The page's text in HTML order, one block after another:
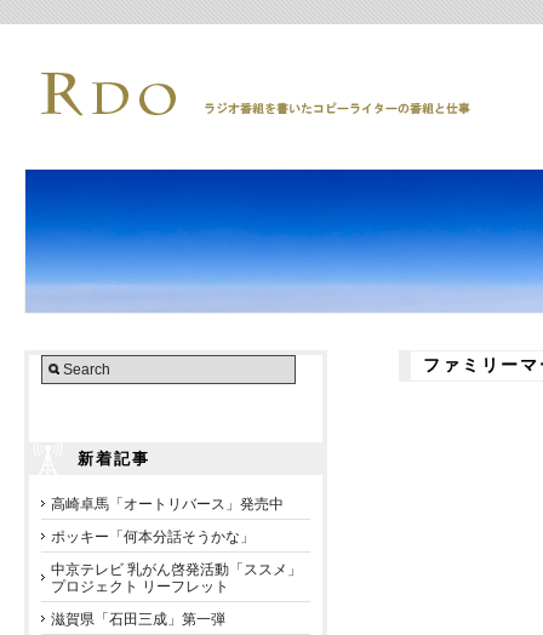
新着記事
高崎卓馬「オートリバース」発売中
ポッキー「何本分話そうかな」
中京テレビ 乳がん啓発活動「ススメ」
プロジェクト リーフレット
滋賀県「石田三成」第一弾
ファミリー